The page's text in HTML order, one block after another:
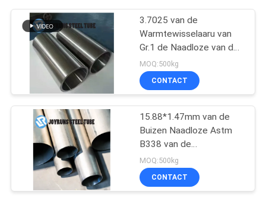
3.7025 van de
Warmtewisselaaru van
Gr.1 de Naadloze van de
de Buisdin17861 Hoge
Precisie Naadloze Buis
MOQ:500kg
CONTACT
15.88*1.47mm van de
Buizen Naadloze Astm
B338 van de
TitaniumWarmtewisselaar
Rang 2
MOQ:500kg
CONTACT